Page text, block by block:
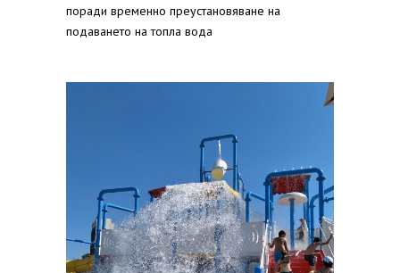
поради временно преустановяване на
подаването на топла вода